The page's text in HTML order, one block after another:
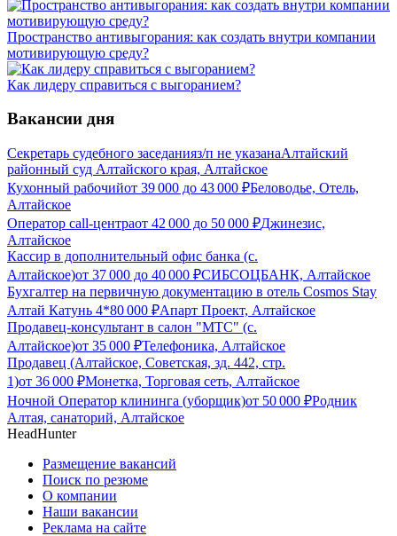
Пространство антивыгорания: как создать внутри компании
мотивирующую среду?
Как лидеру справиться с выгоранием?
Вакансии дня
Секретарь судебного заседанияз/п не указанаАлтайский
районный суд Алтайского края, Алтайское
Кухонный рабочийот 39 000 до 43 000 ₽Беловодье, Отель,
Алтайское
Оператор call-центраот 42 000 до 50 000 ₽Джинезис,
Алтайское
Кассир в дополнительный офис банка (с.
Алтайское)от 37 000 до 40 000 ₽СИБСОЦБАНК, Алтайское
Бухгалтер на первичную документацию в отель Cosmos Stay
Алтай Катунь 4*80 000 ₽Апарт Проект, Алтайское
Продавец-консультант в салон "МТС" (с.
Алтайское)от 35 000 ₽Телефоника, Алтайское
Продавец (Алтайское, Советская, зд. 442, стр.
1)от 36 000 ₽Монетка, Торговая сеть, Алтайское
Ночной Оператор клининга (уборщик)от 50 000 ₽Родник
Алтая, санаторий, Алтайское
HeadHunter
Размещение вакансий
Поиск по резюме
О компании
Наши вакансии
Реклама на сайте